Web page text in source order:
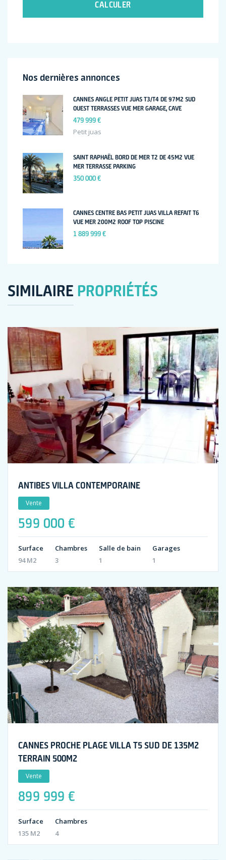
CALCULER
Nos dernières annonces
CANNES ANGLE PETIT JUAS T3/T4 DE 97M2 SUD
OUEST TERRASSES VUE MER GARAGE, CAVE
479 999 €
Petit juas
SAINT RAPHAËL BORD DE MER T2 DE 45M2 VUE
MER TERRASSE PARKING
350 000 €
CANNES CENTRE BAS PETIT JUAS VILLA REFAIT T6
VUE MER 200M2 ROOF TOP PISCINE
1 889 999 €
SIMILAIRE PROPRIÉTÉS
ANTIBES VILLA CONTEMPORAINE
Vente
599 000 €
Surface
94 M2
Chambres
3
Salle de bain
1
Garages
1
CANNES PROCHE PLAGE VILLA T5 SUD DE 135M2
TERRAIN 500M2
Vente
899 999 €
Surface
135 M2
Chambres
4